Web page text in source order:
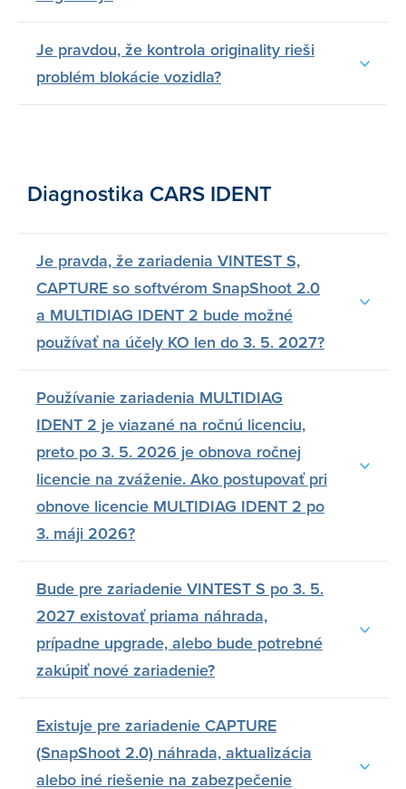
Je pravdou, že kontrola originality rieši
problém blokácie vozidla?
Diagnostika CARS IDENT
Je pravda, že zariadenia VINTEST S,
CAPTURE so softvérom SnapShoot 2.0
a MULTIDIAG IDENT 2 bude možné
používať na účely KO len do 3. 5. 2027?
Používanie zariadenia MULTIDIAG
IDENT 2 je viazané na ročnú licenciu,
preto po 3. 5. 2026 je obnova ročnej
licencie na zváženie. Ako postupovať pri
obnove licencie MULTIDIAG IDENT 2 po
3. máji 2026?
Bude pre zariadenie VINTEST S po 3. 5.
2027 existovať priama náhrada,
prípadne upgrade, alebo bude potrebné
zakúpiť nové zariadenie?
Existuje pre zariadenie CAPTURE
(SnapShoot 2.0) náhrada, aktualizácia
alebo iné riešenie na zabezpečenie